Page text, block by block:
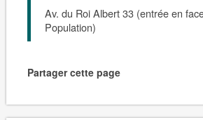
Av. du Roi Albert 33 (entrée en
Population)
Partager cette page